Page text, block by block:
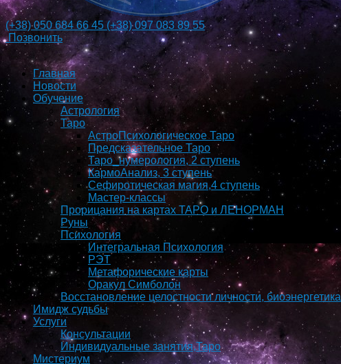
(+38)050 684 66 45 (+38)097 083 89 55
Позвонить
Главная
Новости
Обучение
Астрология
Таро
АстроПсихологическое Таро
Предсказательное Таро
Таро_нумерология, 2 ступень
КармоAнализ, 3 ступень
Сефиротическая магия,4 ступень
Мастер-классы
Прорицания на картах ТАРО и ЛЕНОРМАН
Руны
Психология
Интегральная Психология
РЭТ
Метафорические карты
Оракул Симболон
Восстановление целостности личности, биоэнергетика
Имидж судьбы
Услуги
Консультации
Индивидуальные занятия,Таро
Мистериум